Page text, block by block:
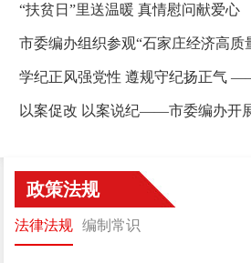
“扶贫日”里送温暖 真情慰问献爱心
政策法规
法律法规 编制常识